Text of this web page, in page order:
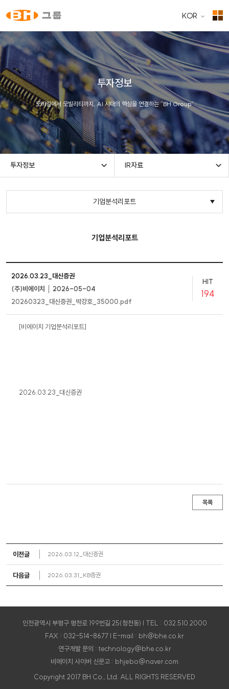
KOR
투자정보
모바일에서 모빌리티까지, AI 시대의 핵심을 연결하는 “BH Group”
투자정보 IR자료
기업분석리포트
기업분석리포트
2026.03.23_대신증권
(주)비에이치 │ 2026-05-04
20260323_대신증권_박강호_35000.pdf
HIT
194
[비에이치 기업분석리포트]
2026.03.23_대신증권
목록
이전글 2026.03.12_대신증권
다음글 2026.03.31_KB증권
인천광역시 부평구 평천로 199번길 25(청천동) | TEL : 032.510.2000
FAX : 032-514-8677 | E-mail : bh@bhe.co.kr
연구개발 문의 : technology@bhe.co.kr
비에이치 사이버 신문고 : bhjebo@naver.com
Copyright 2017 BH Co., Ltd. ALL RIGHTS RESERVED